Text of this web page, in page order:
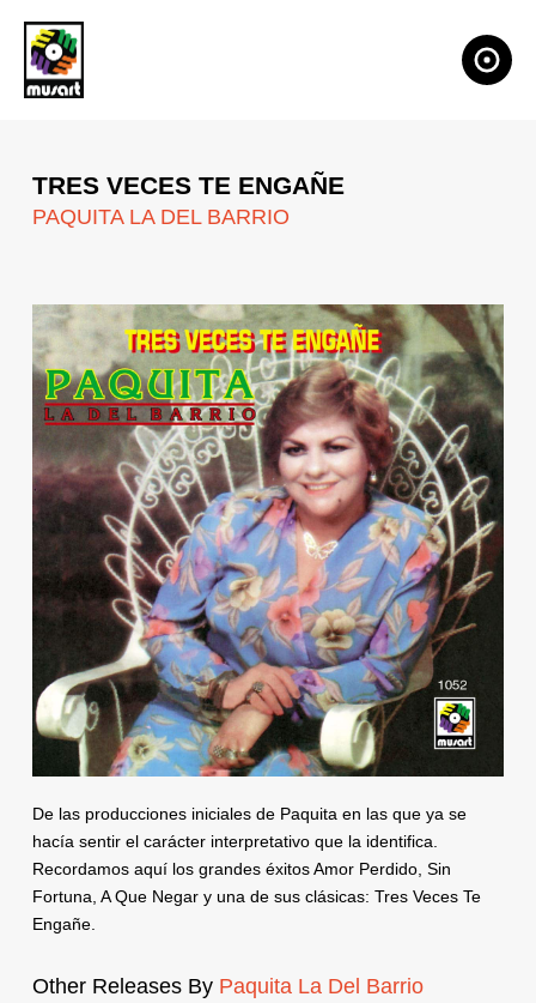
TRES VECES TE ENGAÑE
PAQUITA LA DEL BARRIO
De las producciones iniciales de Paquita en las que ya se
hacía sentir el carácter interpretativo que la identifica.
Recordamos aquí los grandes éxitos Amor Perdido, Sin
Fortuna, A Que Negar y una de sus clásicas: Tres Veces Te
Engañe.
Other Releases By Paquita La Del Barrio